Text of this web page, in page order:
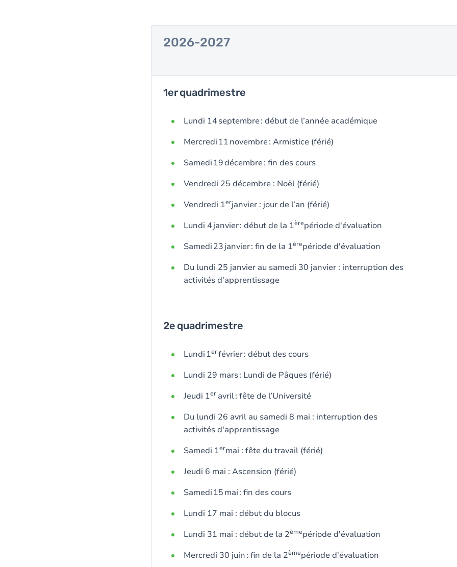
2026-2027
1er quadrimestre
Lundi 14 septembre : début de l’année académique
Mercredi 11 novembre : Armistice (férié)
Samedi 19 décembre : fin des cours
Vendredi 25 décembre : Noël (férié)
Vendredi 1erjanvier : jour de l’an (férié)
Lundi 4 janvier : début de la 1èrepériode d'évaluation
Samedi 23 janvier : fin de la 1èrepériode d'évaluation
Du lundi 25 janvier au samedi 30 janvier : interruption des
activités d'apprentissage
2e quadrimestre
Lundi 1erfévrier : début des cours
Lundi 29 mars : Lundi de Pâques (férié)
Jeudi 1er avril : fête de l’Université
Du lundi 26 avril au samedi 8 mai : interruption des
activités d'apprentissage
Samedi 1ermai : fête du travail (férié)
Jeudi 6 mai : Ascension (férié)
Samedi 15 mai : fin des cours
Lundi 17 mai : début du blocus
Lundi 31 mai : début de la 2èmepériode d'évaluation
Mercredi 30 juin : fin de la 2èmepériode d'évaluation